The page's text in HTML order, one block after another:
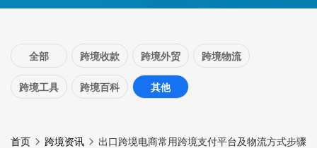
全部 跨境收款 跨境外贸 跨境物流
跨境工具 跨境百科 其他
首页 跨境资讯 出口跨境电商常用跨境支付平台及物流方式步骤